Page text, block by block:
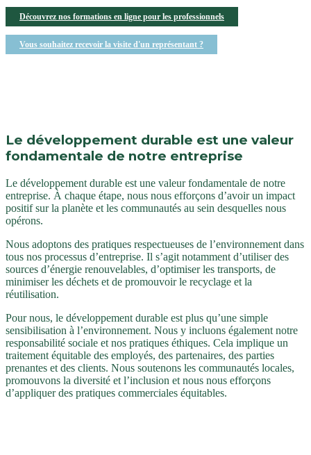
Découvrez nos formations en ligne pour les professionnels
Vous souhaitez recevoir la visite d'un représentant ?
Le développement durable est une valeur
fondamentale de notre entreprise
Le développement durable est une valeur fondamentale de notre
entreprise. À chaque étape, nous nous efforçons d’avoir un impact
positif sur la planète et les communautés au sein desquelles nous
opérons.
Nous adoptons des pratiques respectueuses de l’environnement dans
tous nos processus d’entreprise. Il s’agit notamment d’utiliser des
sources d’énergie renouvelables, d’optimiser les transports, de
minimiser les déchets et de promouvoir le recyclage et la
réutilisation.
Pour nous, le développement durable est plus qu’une simple
sensibilisation à l’environnement. Nous y incluons également notre
responsabilité sociale et nos pratiques éthiques. Cela implique un
traitement équitable des employés, des partenaires, des parties
prenantes et des clients. Nous soutenons les communautés locales,
promouvons la diversité et l’inclusion et nous nous efforçons
d’appliquer des pratiques commerciales équitables.